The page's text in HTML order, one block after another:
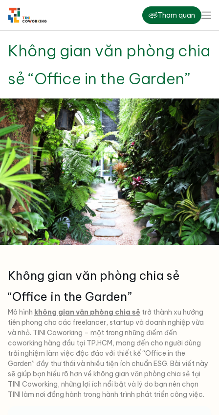
Tham quan
Không gian văn phòng chia
sẻ “Office in the Garden”
Không gian văn phòng chia sẻ
“Office in the Garden”
Mô hình không gian văn phòng chia sẻ trở thành xu hướng
tiên phong cho các freelancer, startup và doanh nghiệp vừa
và nhỏ. TINI Coworking – một trong những điểm đến
coworking hàng đầu tại TP.HCM, mang đến cho người dùng
trải nghiệm làm việc độc đáo với thiết kế “Office in the
Garden” đầy thư thái và nhiều tiện ích chuẩn ESG. Bài viết này
sẽ giúp bạn hiểu rõ hơn về không gian văn phòng chia sẻ tại
TINI Coworking, những lợi ích nổi bật và lý do bạn nên chọn
TINI làm nơi đồng hành trong hành trình phát triển công việc.